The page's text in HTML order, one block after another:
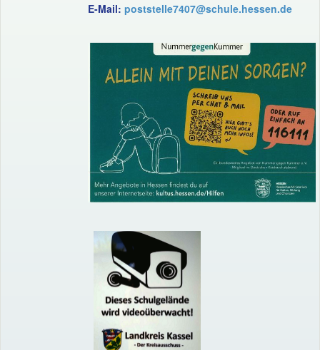
E-Mail: poststelle7407@schule.hessen.de